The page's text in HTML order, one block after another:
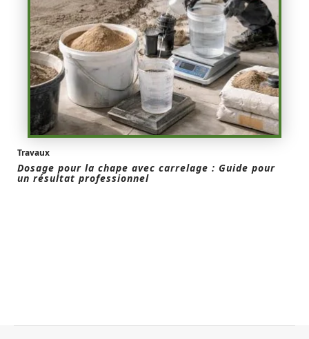
Travaux
Dosage pour la chape avec carrelage : Guide pour
un résultat professionnel